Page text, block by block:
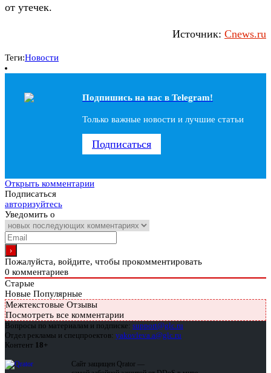
от утечек.
Источник: Cnews.ru
Теги:Новости
Подпишись на наc в Telegram!
Только важные новости и лучшие статьи
Подписаться
Открыть комментарии
Подписаться
авторизуйтесь
Уведомить о
Пожалуйста, войдите, чтобы прокомментировать
0 комментариев
Старые
Новые Популярные
Межтекстовые Отзывы
Посмотреть все комментарии
Вопросы по материалам и подписке: support@glc.ru
Отдел рекламы и спецпроектов: yakovleva.a@glc.ru
Контент 18+
Сайт защищен Qrator —